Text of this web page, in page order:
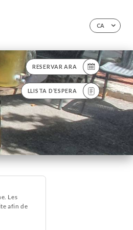
CA
RESERVAR ARA
LLISTA D’ESPERA